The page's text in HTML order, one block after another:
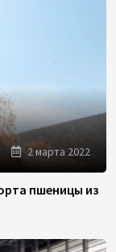
2 марта 2022
пшеницы из